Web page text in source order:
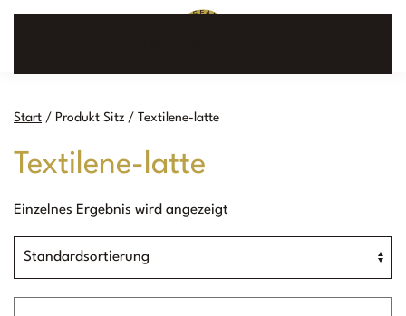
Start / Produkt Sitz / Textilene-latte
Textilene-latte
Einzelnes Ergebnis wird angezeigt